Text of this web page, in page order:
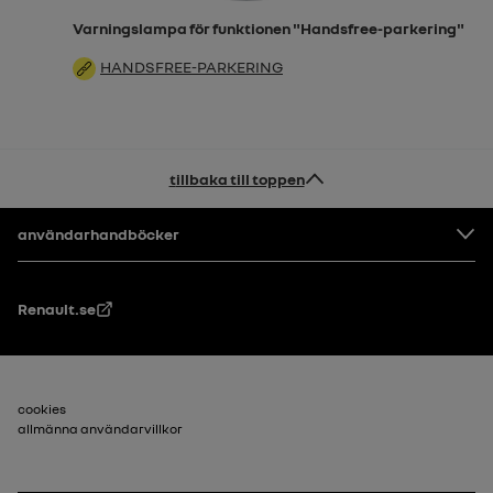
Varningslampa för funktionen "Handsfree-parkering"
HANDSFREE-PARKERING
tillbaka till toppen
Footer
användarhandböcker
Renault.se
Sidfot_2
cookies
allmänna användarvillkor